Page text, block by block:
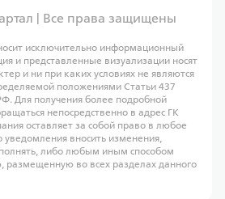
| Все права защищены
исключительно информационный
и представленные визуализации носят
и ни при каких условиях не являются
положениями Статьи 437
Для получения более подробной
непосредственно в адрес ГК
оставляет за собой право в любое
уведомления вносить изменения,
либо любым иным способом
во всех разделах данного